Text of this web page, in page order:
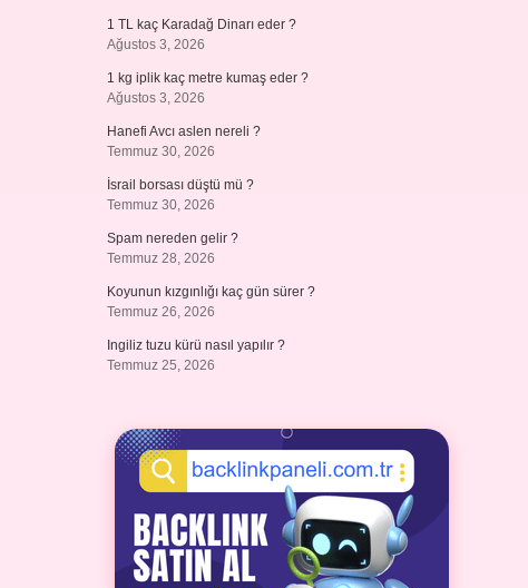
1 TL kaç Karadağ Dinarı eder ?
Ağustos 3, 2026
1 kg iplik kaç metre kumaş eder ?
Ağustos 3, 2026
Hanefi Avcı aslen nereli ?
Temmuz 30, 2026
İsrail borsası düştü mü ?
Temmuz 30, 2026
Spam nereden gelir ?
Temmuz 28, 2026
Koyunun kızgınlığı kaç gün sürer ?
Temmuz 26, 2026
Ingiliz tuzu kürü nasıl yapılır ?
Temmuz 25, 2026